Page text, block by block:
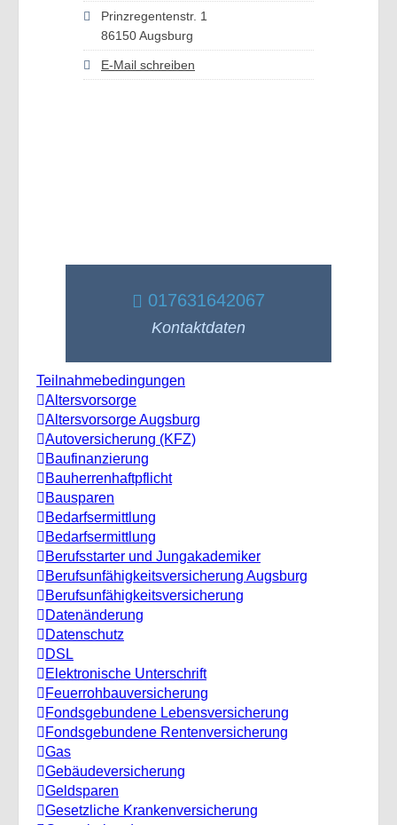
Prinzregentenstr. 1
86150 Augsburg
E-Mail schreiben
017631642067
Kontaktdaten
Teilnahmebedingungen
Altersvorsorge
Altersvorsorge Augsburg
Autoversicherung (KFZ)
Baufinanzierung
Bauherrenhaftpflicht
Bausparen
Bedarfsermittlung
Bedarfsermittlung
Berufsstarter und Jungakademiker
Berufsunfähigkeitsversicherung Augsburg
Berufs­unfähigkeitsversicherung
Datenänderung
Datenschutz
DSL
Elektronische Unterschrift
Feuerrohbauversicherung
Fondsgebundene Lebensversicherung
Fondsgebundene Rentenversicherung
Gas
Gebäudeversicherung
Geldsparen
Gesetzliche Krankenversicherung